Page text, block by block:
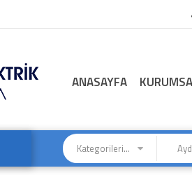
ANASAYFA
Kategorilerimiz